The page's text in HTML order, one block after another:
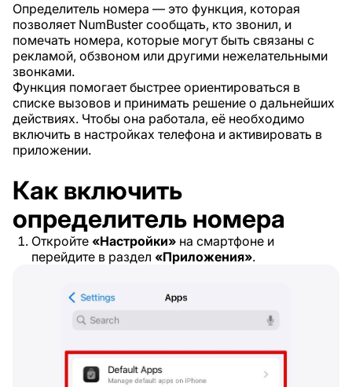
Определитель номера — это функция, которая
позволяет NumBuster сообщать, кто звонил, и
помечать номера, которые могут быть связаны с
рекламой, обзвоном или другими нежелательными
звонками.
Функция помогает быстрее ориентироваться в
списке вызовов и принимать решение о дальнейших
действиях. Чтобы она работала, её необходимо
включить в настройках телефона и активировать в
приложении.
Как включить
определитель номера
Откройте «Настройки» на смартфоне и
перейдите в раздел «Приложения».